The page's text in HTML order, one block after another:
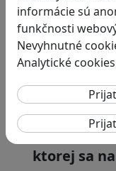
informácie sú
funkčnosti
Nevyhnutné
Analytické
Smushi
ktorej sa